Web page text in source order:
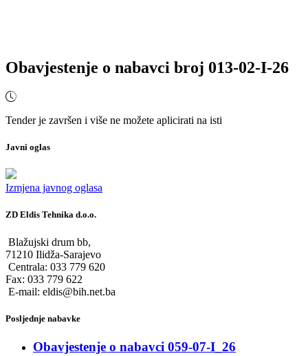
Obavjestenje o nabavci broj 013-02-I-26
Tender je završen i više ne možete aplicirati na isti
Javni oglas
Izmjena javnog oglasa
ZD Eldis Tehnika d.o.o.
Blažujski drum bb,
71210 Ilidža-Sarajevo
Centrala: 033 779 620
Fax: 033 779 622
E-mail: eldis@bih.net.ba
Posljednje nabavke
Obavjestenje o nabavci 059-07-I_26